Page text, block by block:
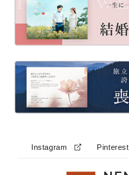
Instagram Pinterest